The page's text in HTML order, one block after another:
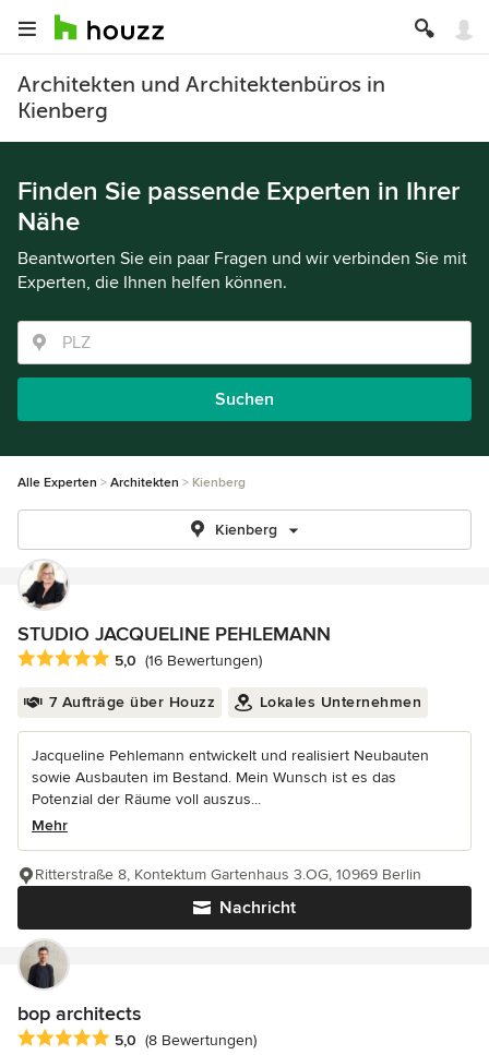
Architekten und Architektenbüros in
Kienberg
Finden Sie passende Experten in Ihrer
Nähe
Beantworten Sie ein paar Fragen und wir verbinden Sie mit
Experten, die Ihnen helfen können.
Suchen
Alle Experten Architekten Kienberg
Kienberg
STUDIO JACQUELINE PEHLEMANN
Durchschnittliche Bewertung: 5 von 5 Sternen
5,0 (16 Bewertungen)
7 Aufträge über Houzz Lokales Unternehmen
Jacqueline Pehlemann entwickelt und realisiert Neubauten
sowie Ausbauten im Bestand. Mein Wunsch ist es das
Potenzial der Räume voll auszus...
Mehr
Nachricht
Ritterstraße 8, Kontektum Gartenhaus 3.OG, 10969 Berlin
bop architects
Durchschnittliche Bewertung: 5 von 5 Sternen
5,0 (8 Bewertungen)